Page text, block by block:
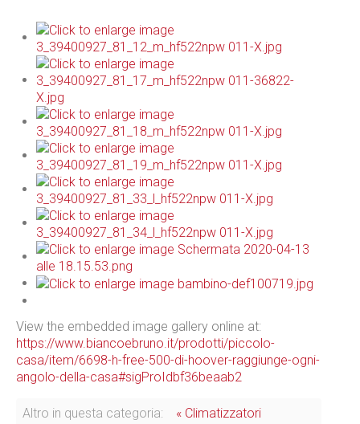
View the embedded image gallery online at:
https://www.biancoebruno.it/prodotti/piccolo-
casa/item/6698-h-free-500-di-hoover-raggiunge-ogni-
angolo-della-casa#sigProIdbf36beaab2
Altro in questa categoria:
« Climatizzatori